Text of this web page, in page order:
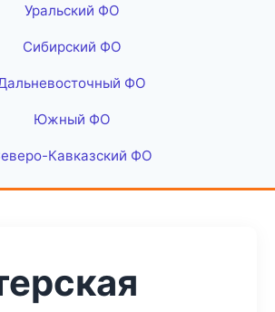
Уральский ФО
Сибирский ФО
ФО
Южный ФО
Кавказский ФО